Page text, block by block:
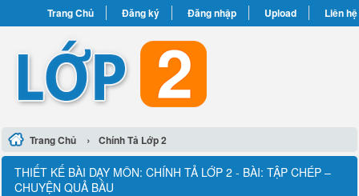
Trang Chủ Đăng ký Đăng nhập Upload Liên hệ
Trang Chủ › Chính Tả Lớp 2
THIẾT KẾ BÀI DẠY MÔN: CHÍNH TẢ LỚP 2 - BÀI: TẬP CHÉP –
CHUYỆN QUẢ BẦU